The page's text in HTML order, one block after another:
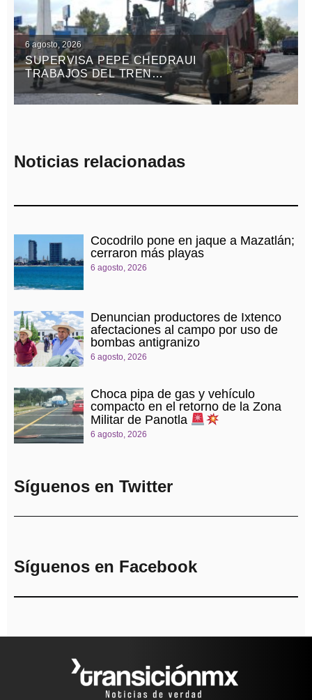
6 agosto, 2026
SUPERVISA PEPE CHEDRAUI
TRABAJOS DEL TREN
CAPITALINO DE PAVIMENTACIÓN
EN BULEVAR HÉROES DEL 5 DE
Noticias relacionadas
Cocodrilo pone en jaque a Mazatlán;
cerraron más playas
6 agosto, 2026
Denuncian productores de Ixtenco
afectaciones al campo por uso de
bombas antigranizo
6 agosto, 2026
Choca pipa de gas y vehículo
compacto en el retorno de la Zona
Militar de Panotla
6 agosto, 2026
Síguenos en Twitter
Síguenos en Facebook